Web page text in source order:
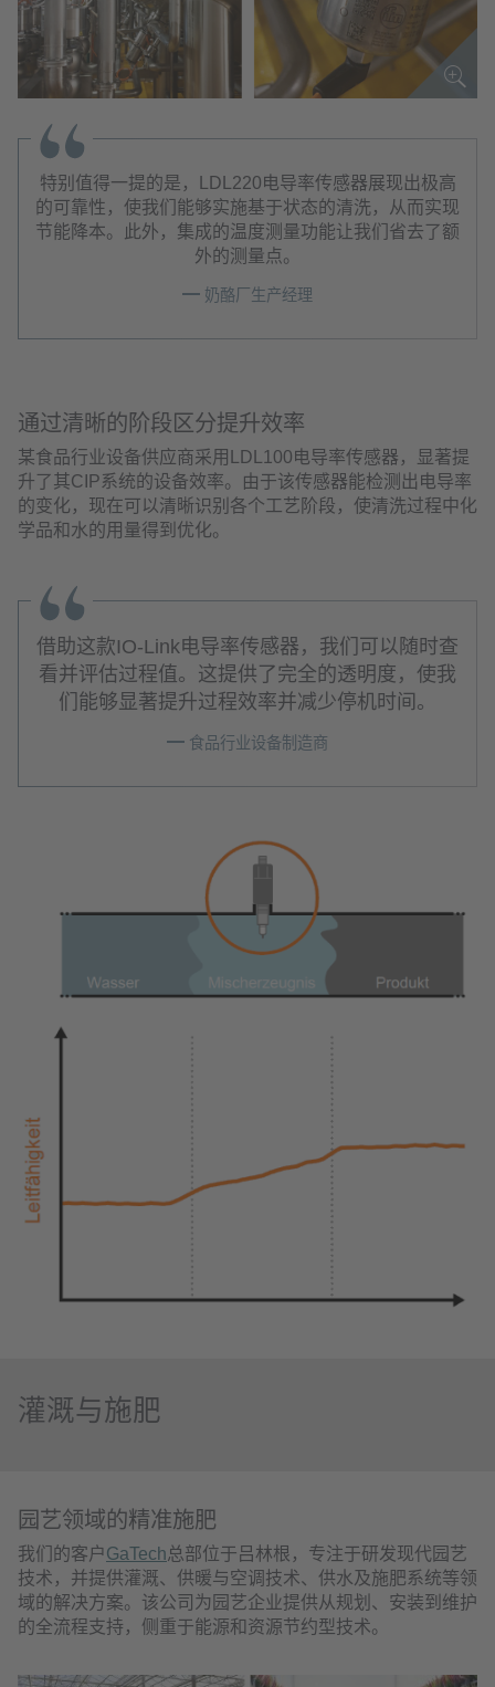
特别值得一提的是，LDL220电导率传感器展现出极高
的可靠性，使我们能够实施基于状态的清洗，从而实现
节能降本。此外，集成的温度测量功能让我们省去了额
外的测量点。
奶酪厂生产经理
通过清晰的阶段区分提升效率
某食品行业设备供应商采用LDL100电导率传感器，显著提
升了其CIP系统的设备效率。由于该传感器能检测出电导率
的变化，现在可以清晰识别各个工艺阶段，使清洗过程中化
学品和水的用量得到优化。
借助这款IO-Link电导率传感器，我们可以随时查
看并评估过程值。这提供了完全的透明度，使我
们能够显著提升过程效率并减少停机时间。
食品行业设备制造商
灌溉与施肥
园艺领域的精准施肥
我们的客户GaTech总部位于吕林根，专注于研发现代园艺
技术，并提供灌溉、供暖与空调技术、供水及施肥系统等领
域的解决方案。该公司为园艺企业提供从规划、安装到维护
的全流程支持，侧重于能源和资源节约型技术。